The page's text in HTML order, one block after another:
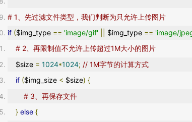
# 1、先过滤文件类型，我们判断为只允许上传图片
if ($img_type == 'image/gif' $img_type == 'image/
# 2、再限制值不允许上传超过1M大小的图片
    $size
= 1024*1024; // 1M字节的计算方式
if ($img_size < $size) {
# 3、再保存文件
} else {